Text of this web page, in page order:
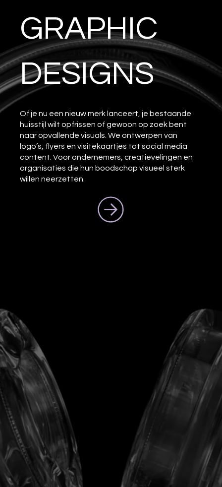
GRAPHIC
DESIGNS
Of je nu een nieuw merk lanceert, je bestaande
huisstijl wilt opfrissen of gewoon op zoek bent
naar opvallende visuals. We ontwerpen van
logo’s, flyers en visitekaartjes tot social media
content. Voor ondernemers, creatievelingen en
organisaties die hun boodschap visueel sterk
willen neerzetten.